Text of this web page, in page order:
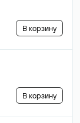
В корзину
В корзину